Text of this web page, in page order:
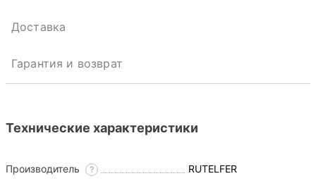
Доставка
Гарантия и возврат
Технические характеристики
Производитель ? RUTELFER